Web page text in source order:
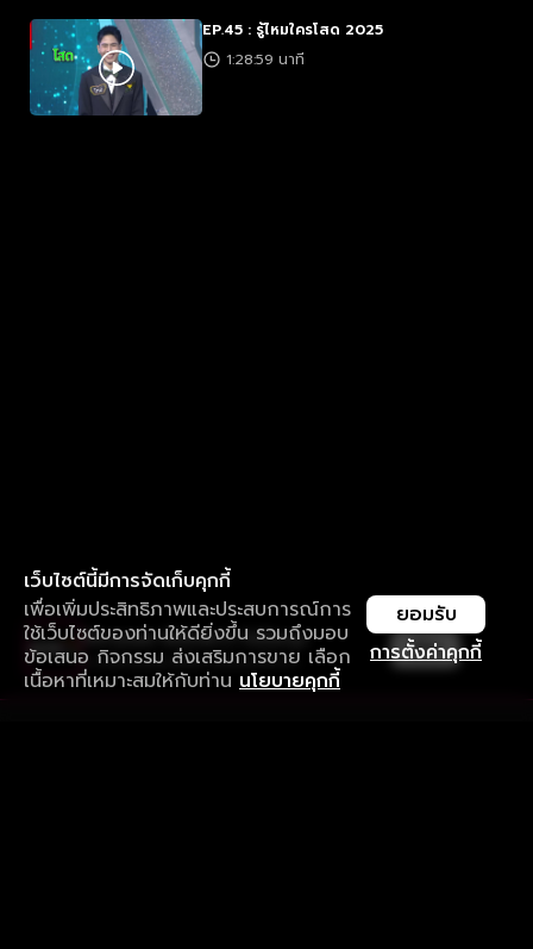
EP.45 : รู้ไหมใครโสด 2025
1:28:59 นาที
เว็บไซต์นี้มีการจัดเก็บคุกกี้
เพื่อเพิ่มประสิทธิภาพและประสบการณ์การ
ใช้เว็บไซต์ของท่านให้ดียิ่งขึ้น รวมถึงมอบ
ข้อเสนอ กิจกรรม ส่งเสริมการขาย เลือก
เนื้อหาที่เหมาะสมให้กับท่าน นโยบายคุกกี้
การตั้งค่าคุกกี้
ยอมรับ
ใช้งานแอป ลื่นไหลกว่า ไม่มีสะดุด
ดาวน์โหลดแอปเพื่อการรับชมที่ดีกว่า เปิด